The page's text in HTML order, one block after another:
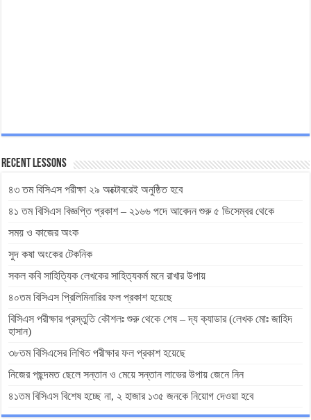
Recent Lessons
৪৩ তম বিসিএস পরীক্ষা ২৯ অক্টোবরেই অনুষ্ঠিত হবে
৪১ তম বিসিএস বিজ্ঞপ্তি প্রকাশ – ২১৬৬ পদে আবেদন শুরু ৫ ডিসেম্বর থেকে
সময় ও কাজের অংক
সুদ কষা অংকের টেকনিক
সকল কবি সাহিত্যিক লেখকের সাহিত্যকর্ম মনে রাখার উপায়
৪০তম বিসিএস প্রিলিমিনারির ফল প্রকাশ হয়েছে
বিসিএস পরীক্ষার প্রস্তুতি কৌশলঃ শুরু থেকে শেষ – দ্য ক্যাডার (লেখক মোঃ জাহিদ
হাসান)
৩৮তম বিসিএসের লিখিত পরীক্ষার ফল প্রকাশ হয়েছে
নিজের পছন্দমত ছেলে সন্তান ও মেয়ে সন্তান লাভের উপায় জেনে নিন
৪১তম বিসিএস বিশেষ হচ্ছে না, ২ হাজার ১৩৫ জনকে নিয়োগ দেওয়া হবে